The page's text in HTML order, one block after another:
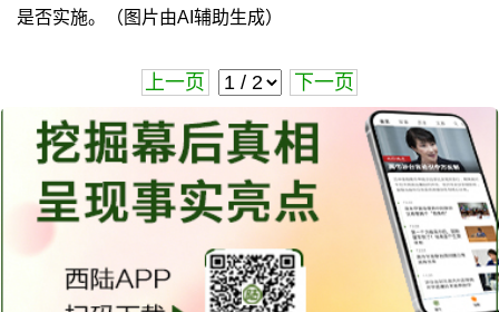
是否实施。（图片由AI辅助生成）
上一页 下一页